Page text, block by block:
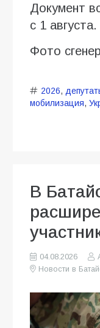
Документ
с 1 августа.
Фото
2026,
мобилизация,
В
04.08.2026
Новости в